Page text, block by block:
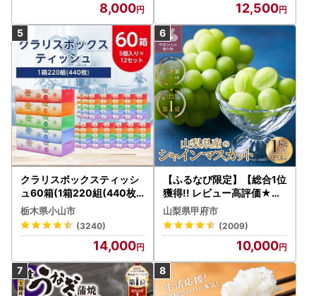
8,000 12,500
クラリスボックスティッシ
ュ60箱(1箱220組(440枚))
(5個入り×12セット)【配送
不可地域：離島・沖縄県】
【1256759】
栃木県小山市
(3240)
14,000
【ふるなび限定】【総合1位
獲得!! レビュー高評価★】
〈2026年度配送分〉山梨
県産 シャインマスカット 2
～3房（1.0kg以上）シャイ
ン フルーツ FN-Limited-S
P
山梨県甲府市
(2009)
10,000